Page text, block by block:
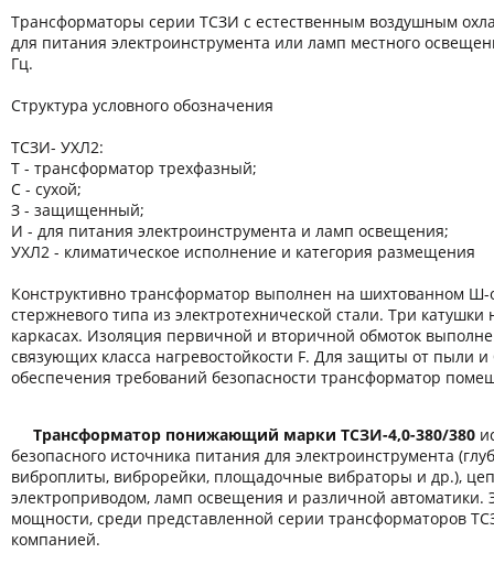
Трансформаторы серии ТСЗИ с естественным воздушным
для питания электроинструмента или ламп местного
Гц.
Структура условного обозначения
ТСЗИ- УХЛ2:
Т - трансформатор трехфазный;
С - сухой;
З - защищенный;
И - для питания электроинструмента и ламп освещения;
УХЛ2 - климатическое исполнение и категория размещения
Конструктивно трансформатор выполнен на шихтованном Ш-
стержневого типа из электротехнической стали. Три
каркасах. Изоляция первичной и вторичной обмоток
связующих класса нагревостойкости F. Для защиты от пыли и
обеспечения требований безопасности трансформатор
Трансформатор понижающий марки ТСЗИ-4,0-380/380
безопасного источника питания для электроинструмента
виброплиты, виброрейки, площадочные вибраторы и др.),
электроприводом, ламп освещения и различной автоматики.
мощности, среди представленной серии трансформаторов
компанией.